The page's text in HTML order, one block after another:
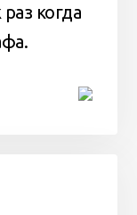
когда